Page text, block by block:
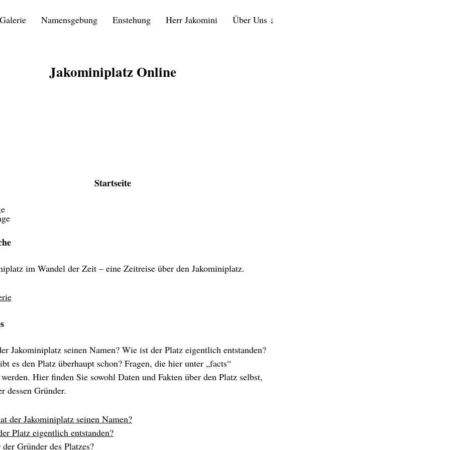
Galerie Namensgebung Enstehung Herr Jakomini Über Uns
Jakominiplatz Online
Startseite
im Wandel der Zeit – eine Zeitreise über den Jakominiplatz.
Jakominiplatz seinen Namen? Wie ist der Platz eigentlich entstanden?
es den Platz überhaupt schon? Fragen, die hier unter „facts“
Hier finden Sie sowohl Daten und Fakten über den Platz selbst,
dessen Gründer.
der Jakominiplatz seinen Namen?
Platz eigentlich entstanden?
Gründer des Platzes?